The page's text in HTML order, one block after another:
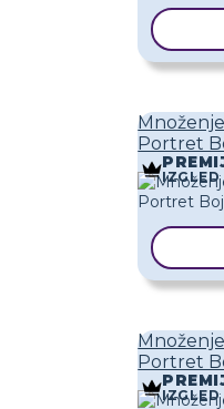
Portret
IZGLED
Portret
IZGLED